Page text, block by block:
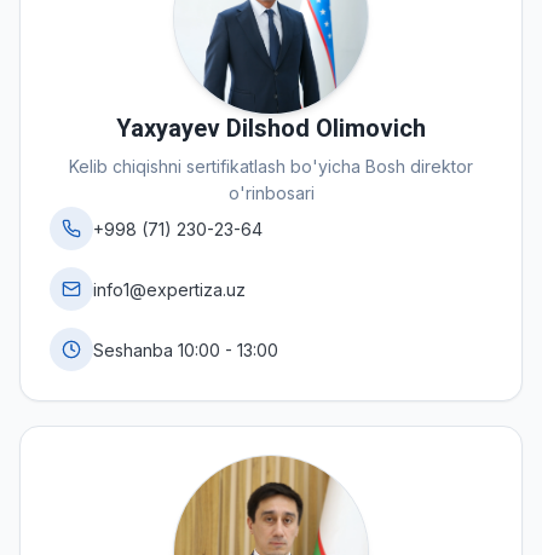
Yaxyayev Dilshod Olimovich
Kelib chiqishni sertifikatlash bo'yicha Bosh direktor
o'rinbosari
+998 (71) 230-23-64
info1@expertiza.uz
Seshanba 10:00 - 13:00